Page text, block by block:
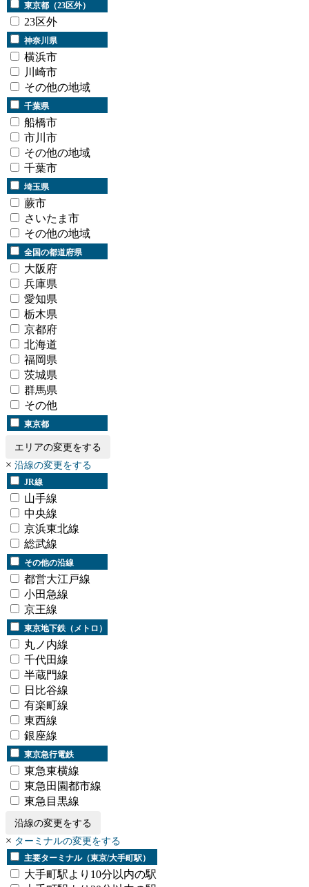
東京都（23区外）
23区外
神奈川県
横浜市
川崎市
その他の地域
千葉県
船橋市
市川市
その他の地域
千葉市
埼玉県
蕨市
さいたま市
その他の地域
全国の都道府県
大阪府
兵庫県
愛知県
栃木県
京都府
北海道
福岡県
茨城県
群馬県
その他
東京都
エリアの変更をする
× 沿線の変更をする
JR線
山手線
中央線
京浜東北線
総武線
その他の沿線
都営大江戸線
小田急線
京王線
東京地下鉄（メトロ）
丸ノ内線
千代田線
半蔵門線
日比谷線
有楽町線
東西線
銀座線
東京急行電鉄
東急東横線
東急田園都市線
東急目黒線
沿線の変更をする
× ターミナルの変更をする
主要ターミナル（東京/大手町駅）
大手町駅より10分以内の駅